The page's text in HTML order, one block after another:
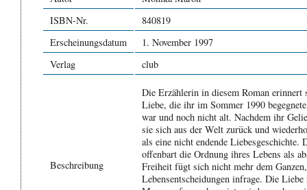
ISBN-Nr.
840819
Erscheinungsdatum
1. November 1997
Verlag
club
Beschreibung
Die Erzählerin in diesem Roman
Liebe, die ihr im Sommer 1990
war und noch nicht alt. Nachdem ihr
sie sich aus der Welt zurück und
als eine nicht endende Liebesgeschichte.
offenbart die Ordnung ihres Lebens als
Freiheit fügt sich nicht mehr dem
Lebensentscheidungen infrage. Die